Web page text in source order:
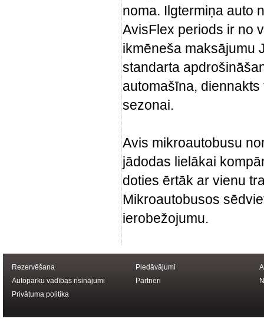
noma. Ilgtermiņa auto
AvisFlex periods ir no
ikmēneša maksājumu
standarta
automašīna,
sezonai.
Avis mikroautobusu
jādodas lielākai
doties ērtāk ar vienu
Mikroautobusos
ierobežojumu.
Rezervēšana Piedāvājumi
Autoparku vadības risinājumi
Partneri
Privātuma politika